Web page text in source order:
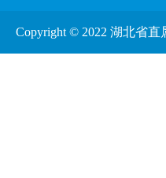
Copyright © 2022 湖北省直